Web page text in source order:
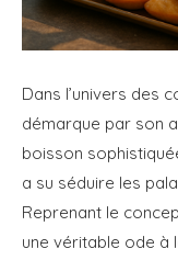
Dans l’univers des
démarque par son
boisson
a su séduire les
Reprenant le
une véritable ode à